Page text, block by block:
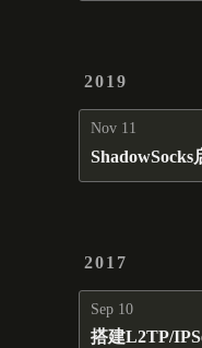
2019
Nov 11
2017
Sep 10
搭建L2TP/